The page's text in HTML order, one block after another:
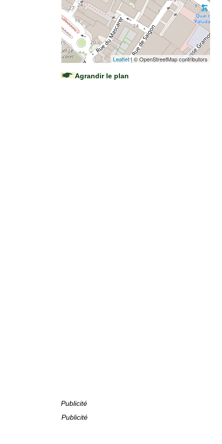
Leaflet| © OpenStreetMap contributors
Agrandir le plan
Publicité
Publicité